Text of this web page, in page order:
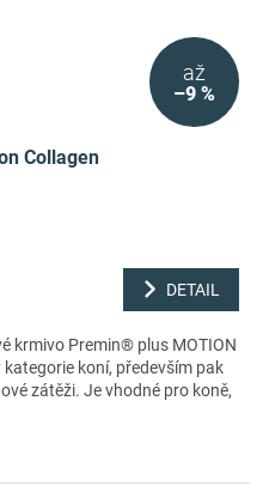
až
–9 %
Collagen
DETAIL
krmivo Premin® plus MOTION
koní, především pak
zátěži. Je vhodné pro koně,